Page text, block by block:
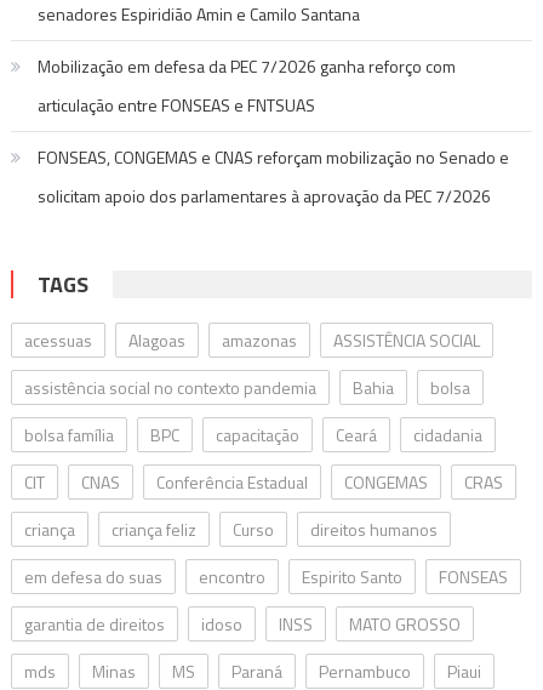
senadores Espiridião Amin e Camilo Santana
Mobilização em defesa da PEC 7/2026 ganha reforço com
articulação entre FONSEAS e FNTSUAS
FONSEAS, CONGEMAS e CNAS reforçam mobilização no Senado e
solicitam apoio dos parlamentares à aprovação da PEC 7/2026
TAGS
acessuas Alagoas amazonas
ASSISTÊNCIA SOCIAL
assistência social no contexto pandemia
Bahia
bolsa
bolsa família
BPC capacitação Ceará
cidadania
CIT
CNAS Conferência Estadual CONGEMAS
CRAS
criança
criança feliz Curso
direitos humanos
em defesa do suas
encontro Espirito Santo
FONSEAS
garantia de direitos
idoso INSS
MATO GROSSO
mds
Minas MS Paraná Pernambuco
Piaui